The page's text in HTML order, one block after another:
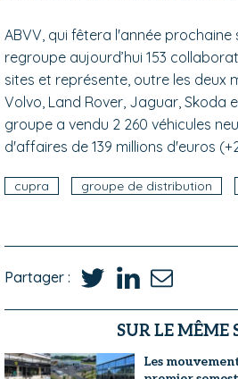
ABVV, qui fêtera l'année prochaine
regroupe aujourd’hui 153
sites et représente, outre les deux
Volvo, Land Rover, Jaguar, Skoda
groupe a vendu 2 260 véhicules
d'affaires de 139 millions d'euros
cupra groupe de distribution
Partager :
SUR LE MÊME
Les